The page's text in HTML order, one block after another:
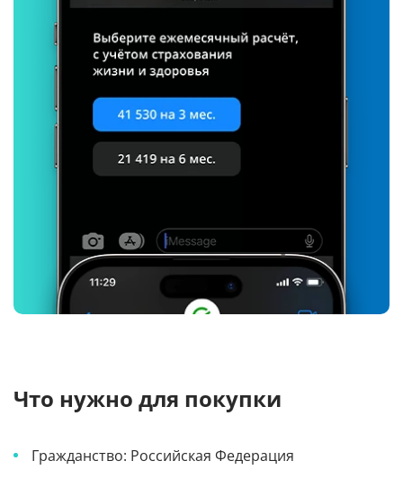
Что нужно для покупки
Гражданство: Российская Федерация